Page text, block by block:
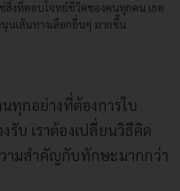
สิ่งที่ตอบโจทย์ชีวิตของคนทุกคน เธอ
นเส้นทางเลือกอื่นๆ มากขึ้น
นทุกอย่างที่ต้องการใบ
บ เราต้องเปลี่ยนวิธีคิด
ามสำคัญกับทักษะมากกว่า